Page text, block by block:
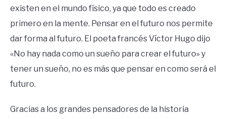
existen en el mundo físico, ya que todo es creado
primero en la mente. Pensar en el futuro nos permite
dar forma al futuro. El poeta francés Víctor Hugo dijo
«No hay nada como un sueño para crear el futuro» y
tener un sueño, no es más que pensar en como será el
futuro.
Gracias a los grandes pensadores de la historia